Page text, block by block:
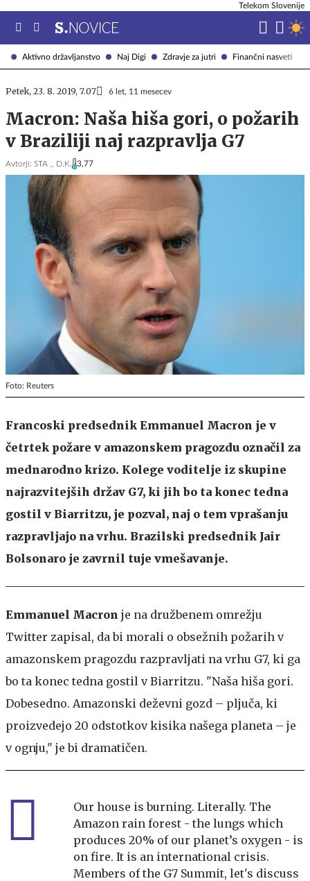
Aktivno državljanstvo Naj Digi Zdravje za jutri Finančni nasveti
Telekom Slovenije
Petek, 23. 8. 2019, 7.07 6 let, 11 mesecev
Macron: Naša hiša gori, o požarih
v Braziliji naj razpravlja G7
Avtorji: STA ,, D.K. 3,77
Foto: Reuters
Francoski predsednik Emmanuel Macron je v
četrtek požare v amazonskem pragozdu označil za
mednarodno krizo. Kolege voditelje iz skupine
najrazvitejših držav G7, ki jih bo ta konec tedna
gostil v Biarritzu, je pozval, naj o tem vprašanju
razpravljajo na vrhu. Brazilski predsednik Jair
Bolsonaro je zavrnil tuje vmešavanje.
Emmanuel Macron je na družbenem omrežju
Twitter zapisal, da bi morali o obsežnih požarih v
amazonskem pragozdu razpravljati na vrhu G7, ki ga
bo ta konec tedna gostil v Biarritzu. "Naša hiša gori.
Dobesedno. Amazonski deževni gozd – pljuča, ki
proizvedejo 20 odstotkov kisika našega planeta – je
v ognju," je bi dramatičen.
Our house is burning. Literally. The
Amazon rain forest - the lungs which
produces 20% of our planet’s oxygen - is
on fire. It is an international crisis.
Members of the G7 Summit, let's discuss